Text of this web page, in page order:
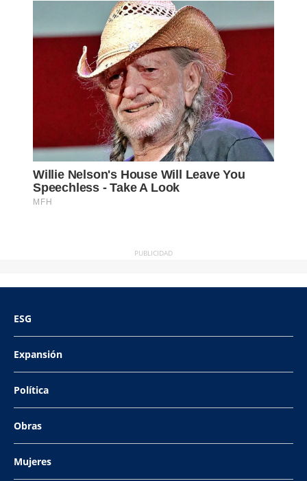
PUBLICIDAD
ESG
Expansión
Política
Obras
Mujeres